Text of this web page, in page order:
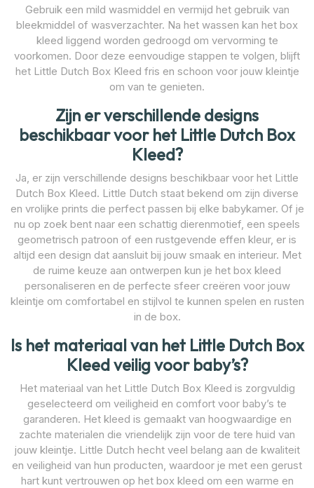
Gebruik een mild wasmiddel en vermijd het gebruik van
bleekmiddel of wasverzachter. Na het wassen kan het box
kleed liggend worden gedroogd om vervorming te
voorkomen. Door deze eenvoudige stappen te volgen, blijft
het Little Dutch Box Kleed fris en schoon voor jouw kleintje
om van te genieten.
Zijn er verschillende designs
beschikbaar voor het Little Dutch Box
Kleed?
Ja, er zijn verschillende designs beschikbaar voor het Little
Dutch Box Kleed. Little Dutch staat bekend om zijn diverse
en vrolijke prints die perfect passen bij elke babykamer. Of je
nu op zoek bent naar een schattig dierenmotief, een speels
geometrisch patroon of een rustgevende effen kleur, er is
altijd een design dat aansluit bij jouw smaak en interieur. Met
de ruime keuze aan ontwerpen kun je het box kleed
personaliseren en de perfecte sfeer creëren voor jouw
kleintje om comfortabel en stijlvol te kunnen spelen en rusten
in de box.
Is het materiaal van het Little Dutch Box
Kleed veilig voor baby’s?
Het materiaal van het Little Dutch Box Kleed is zorgvuldig
geselecteerd om veiligheid en comfort voor baby’s te
garanderen. Het kleed is gemaakt van hoogwaardige en
zachte materialen die vriendelijk zijn voor de tere huid van
jouw kleintje. Little Dutch hecht veel belang aan de kwaliteit
en veiligheid van hun producten, waardoor je met een gerust
hart kunt vertrouwen op het box kleed om een warme en